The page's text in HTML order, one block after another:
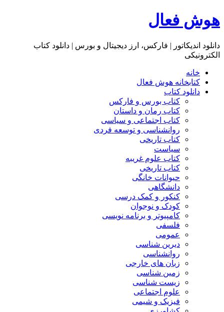
هوش فعال
دانلود اندیکاتور | فارکس، ارز دیجیتال و بورس | دانلود کتاب
الکترونیکی
خانه
کتابخانه هوش فعال
دانلود کتاب
کتاب بورس و فارکس
کتاب رمان و داستان
کتاب اجتماعی و سیاسی
روانشناسی و توسعه فردی
کتاب تاریخی
سیاست
کتاب علوم غریبه
کتاب تاریخی
حیوانات خانگی
دانشگاهی
کنکور و کمک‌ درسی
کودک و نوجوان
کامپیوتر و برنامه نویسی
فلسفی
عمومی
دیرین شناسی
روانشناسی
زبان های خارجی
زمین شناسی
زیست شناسی
علوم اجتماعی
فیزیک و شیمی